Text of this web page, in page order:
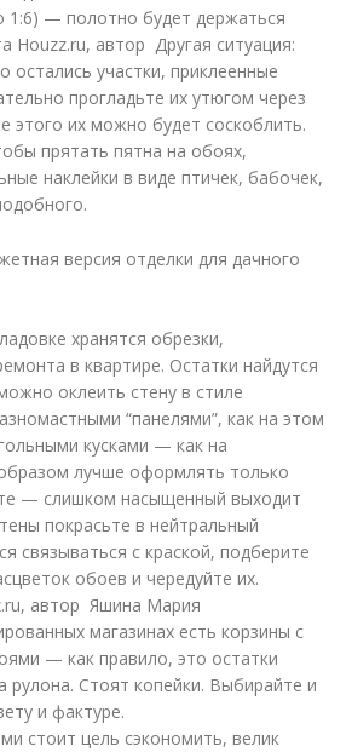
1:6) — полотно будет держаться
Houzz.ru, автор Другая ситуация:
остались участки, приклеенные
прогладьте их утюгом через
этого их можно будет соскоблить.
прятать пятна на обоях,
наклейки в виде птичек, бабочек,
версия отделки для дачного
хранятся обрезки,
в квартире. Остатки найдутся
оклеить стену в стиле
“панелями”, как на этом
кусками — как на
лучше оформлять только
— слишком насыщенный выходит
покрасьте в нейтральный
связываться с краской, подберите
обоев и чередуйте их.
автор Яшина Мария
магазинах есть корзины с
— как правило, это остатки
рулона. Стоят копейки. Выбирайте и
и фактуре.
стоит цель сэкономить, велик